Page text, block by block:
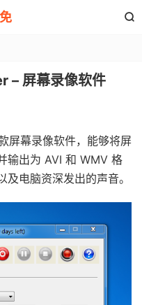

– 屏幕录像软件
屏幕录像软件，能够将屏
输出为 AVI 和 WMV 格
电脑资深发出的声音。